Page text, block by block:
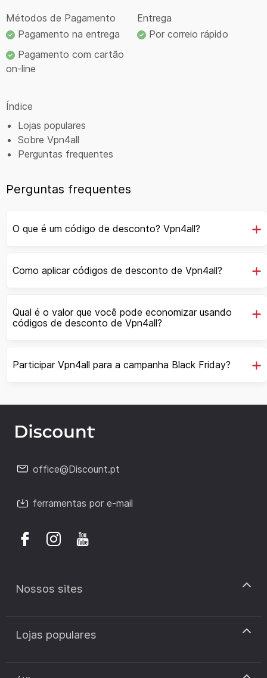
Métodos de Pagamento
Pagamento na entrega
Pagamento com cartão
on-line
Entrega
Por correio rápido
Índice
Lojas populares
Sobre Vpn4all
Perguntas frequentes
Perguntas frequentes
O que é um código de desconto? Vpn4all?
Como aplicar códigos de desconto de Vpn4all?
Qual é o valor que você pode economizar usando
códigos de desconto de Vpn4all?
Participar Vpn4all para a campanha Black Friday?
office@Discount.pt
ferramentas por e-mail
Nossos sites
discount.pt
discount.sk
Lojas populares
Cupão de desconto Zooplus